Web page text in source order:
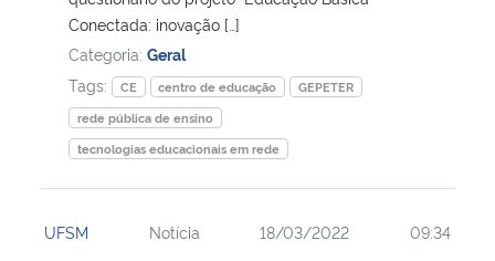
Conectada: inovação […]
Categoria: Geral
Tags:
CE centro de educação
GEPETER
rede pública de ensino
tecnologias educacionais em rede
UFSM Notícia 18/03/2022 09:34